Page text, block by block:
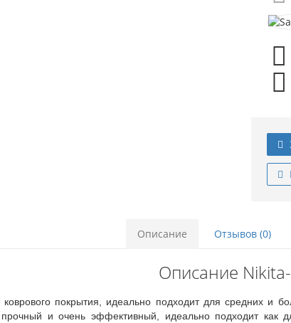
Описание Отзывов (0)
Описание
покрытия, идеально подходит для средних и
и очень эффективный, идеально подходит как